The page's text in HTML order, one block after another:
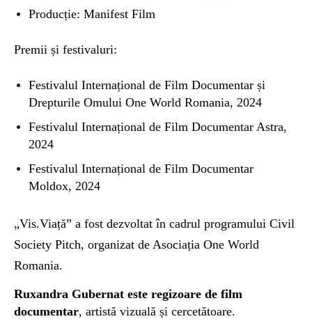
Producție: Manifest Film
Premii și festivaluri:
Festivalul Internațional de Film Documentar și
Drepturile Omului One World Romania, 2024
Festivalul Internațional de Film Documentar Astra,
2024
Festivalul Internațional de Film Documentar
Moldox, 2024
„Vis.Viață” a fost dezvoltat în cadrul programului Civil
Society Pitch, organizat de Asociația One World
Romania.
Ruxandra Gubernat este regizoare de film
documentar, artistă vizuală și cercetătoare.